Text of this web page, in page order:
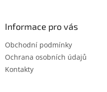
Informace pro vás
Obchodní podmínky
Ochrana osobních údajů
Kontakty